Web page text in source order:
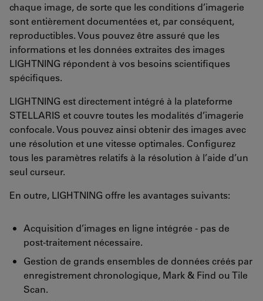
chaque image, de sorte que les conditions d’imagerie
sont entièrement documentées et, par conséquent,
reproductibles. Vous pouvez être assuré que les
informations et les données extraites des images
LIGHTNING répondent à vos besoins scientifiques
spécifiques.
LIGHTNING est directement intégré à la plateforme
STELLARIS et couvre toutes les modalités d’imagerie
confocale. Vous pouvez ainsi obtenir des images avec
une résolution et une vitesse optimales. Configurez
tous les paramètres relatifs à la résolution à l’aide d’un
seul curseur.
En outre, LIGHTNING offre les avantages suivants:
Acquisition d’images en ligne intégrée - pas de
post-traitement nécessaire.
Gestion de grands ensembles de données créés par
enregistrement chronologique, Mark & Find ou Tile
Scan.